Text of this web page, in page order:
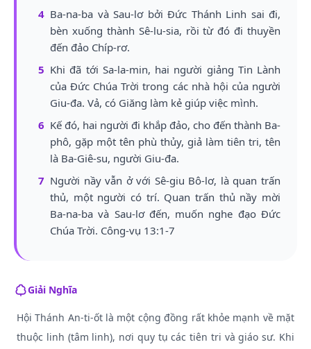
4 Ba-na-ba và Sau-lơ bởi Đức Thánh Linh sai đi,
bèn xuống thành Sê-lu-sia, rồi từ đó đi thuyền
đến đảo Chíp-rơ.
5 Khi đã tới Sa-la-min, hai người giảng Tin Lành
của Đức Chúa Trời trong các nhà hội của người
Giu-đa. Vả, có Giăng làm kẻ giúp việc mình.
6 Kế đó, hai người đi khắp đảo, cho đến thành Ba-
phô, gặp một tên phù thủy, giả làm tiên tri, tên
là Ba-Giê-su, người Giu-đa.
7 Người nầy vẫn ở với Sê-giu Bô-lơ, là quan trấn
thủ, một người có trí. Quan trấn thủ nầy mời
Ba-na-ba và Sau-lơ đến, muốn nghe đạo Đức
Chúa Trời. Công-vụ 13:1-7
Giải Nghĩa
Hội Thánh An-ti-ốt là một cộng đồng rất khỏe mạnh về mặt
thuộc linh (tâm linh), nơi quy tụ các tiên tri và giáo sư. Khi